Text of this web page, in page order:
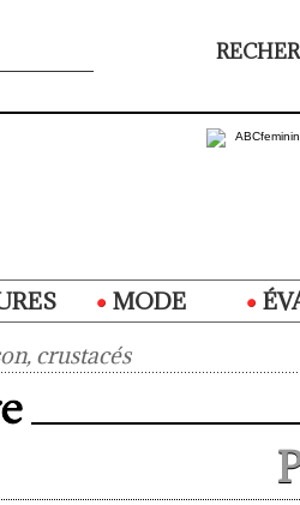
MODE
crustacés